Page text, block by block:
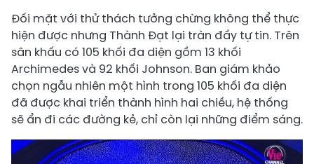
Đối mặt với thử thách tưởng chừng không thể thực
hiện được nhưng Thành Đạt lại tràn đầy tự tin. Trên
sân khấu có 105 khối đa diện gồm 13 khối
Archimedes và 92 khối Johnson. Ban giám khảo
chọn ngẫu nhiên một hình trong 105 khối đa diện
đã được khai triển thành hình hai chiều, hệ thống
sẽ ẩn đi các đường kẻ, chỉ còn lại những điểm sáng.